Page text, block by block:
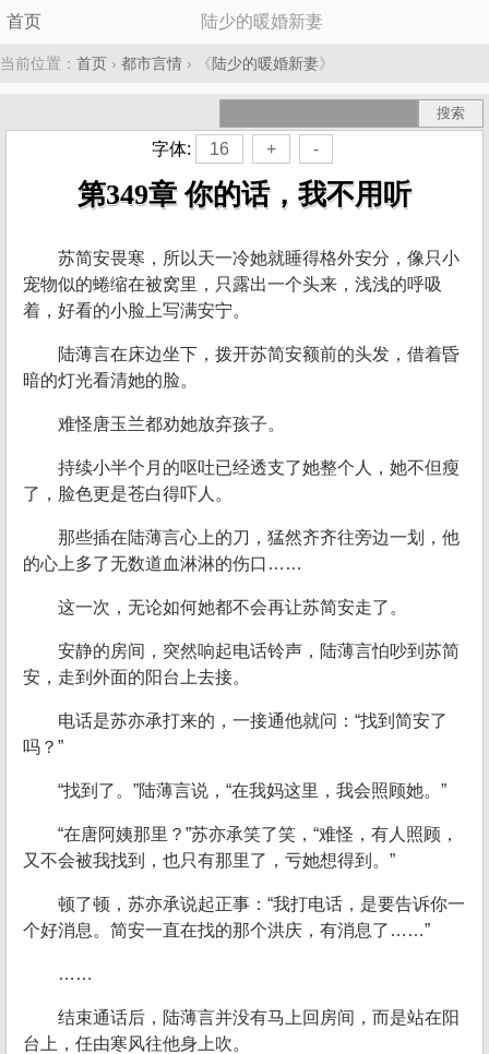
首页 陆少的暖婚新妻
当前位置： 首页 › 都市言情 › 《陆少的暖婚新妻》
字体: 16 + -
第349章 你的话，我不用听
苏简安畏寒，所以天一冷她就睡得格外安分，像只小
宠物似的蜷缩在被窝里，只露出一个头来，浅浅的呼吸
着，好看的小脸上写满安宁。
陆薄言在床边坐下，拨开苏简安额前的头发，借着昏
暗的灯光看清她的脸。
难怪唐玉兰都劝她放弃孩子。
持续小半个月的呕吐已经透支了她整个人，她不但瘦
了，脸色更是苍白得吓人。
那些插在陆薄言心上的刀，猛然齐齐往旁边一划，他
的心上多了无数道血淋淋的伤口……
这一次，无论如何她都不会再让苏简安走了。
安静的房间，突然响起电话铃声，陆薄言怕吵到苏简
安，走到外面的阳台上去接。
电话是苏亦承打来的，一接通他就问：“找到简安了
吗？”
“找到了。”陆薄言说，“在我妈这里，我会照顾她。”
“在唐阿姨那里？”苏亦承笑了笑，“难怪，有人照顾，
又不会被我找到，也只有那里了，亏她想得到。”
顿了顿，苏亦承说起正事：“我打电话，是要告诉你一
个好消息。简安一直在找的那个洪庆，有消息了……”
……
结束通话后，陆薄言并没有马上回房间，而是站在阳
台上，任由寒风往他身上吹。